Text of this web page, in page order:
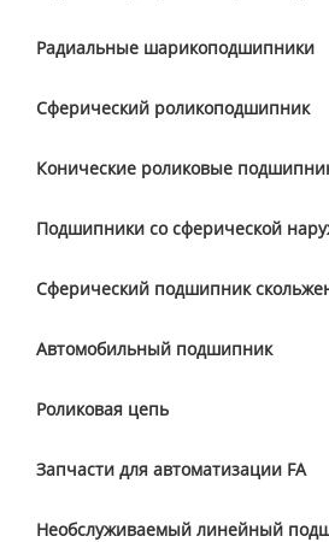
Радиальные шарикоподшипники
Сферический роликоподшипник
Конические роликовые
Подшипники со сферической
Сферический подшипник
Автомобильный подшипник
Роликовая цепь
Запчасти для автоматизации FA
Необслуживаемый линейный